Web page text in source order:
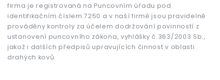
firma je registrovaná na Puncovním úřadu pod
identifikačním číslem 7250 a v naší firmě jsou pravidelně
prováděny kontroly za účelem dodržování povinností z
ustanovení puncovního zákona, vyhlášky č.363/2003 Sb.,
jakož i dalších předpisů upravujících činnost v oblasti
drahých kovů.